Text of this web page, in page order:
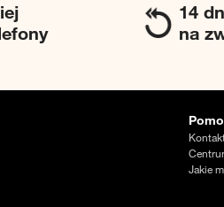
14
na
Jakie